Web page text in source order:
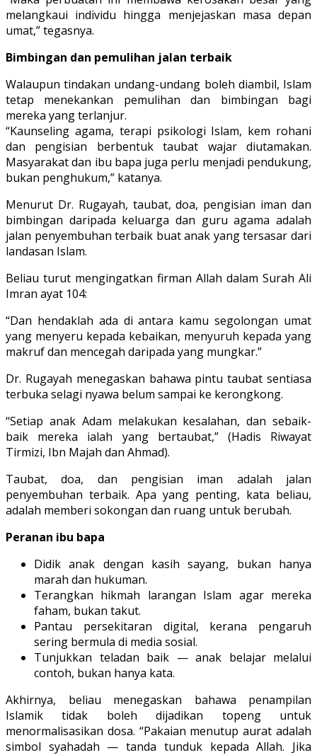
melangkaui individu hingga menjejaskan masa depan
umat,” tegasnya.
Bimbingan dan pemulihan jalan terbaik
Walaupun tindakan undang-undang boleh diambil, Islam
tetap menekankan pemulihan dan bimbingan bagi
mereka yang terlanjur.
“Kaunseling agama, terapi psikologi Islam, kem rohani
dan pengisian berbentuk taubat wajar diutamakan.
Masyarakat dan ibu bapa juga perlu menjadi pendukung,
bukan penghukum,” katanya.
Menurut Dr. Rugayah, taubat, doa, pengisian iman dan
bimbingan daripada keluarga dan guru agama adalah
jalan penyembuhan terbaik buat anak yang tersasar dari
landasan Islam.
Beliau turut mengingatkan firman Allah dalam Surah Ali
Imran ayat 104:
“Dan hendaklah ada di antara kamu segolongan umat
yang menyeru kepada kebaikan, menyuruh kepada yang
makruf dan mencegah daripada yang mungkar.”
Dr. Rugayah menegaskan bahawa pintu taubat sentiasa
terbuka selagi nyawa belum sampai ke kerongkong.
“Setiap anak Adam melakukan kesalahan, dan sebaik-
baik mereka ialah yang bertaubat,” (Hadis Riwayat
Tirmizi, Ibn Majah dan Ahmad).
Taubat, doa, dan pengisian iman adalah jalan
penyembuhan terbaik. Apa yang penting, kata beliau,
adalah memberi sokongan dan ruang untuk berubah.
Peranan ibu bapa
Didik anak dengan kasih sayang, bukan hanya
marah dan hukuman.
Terangkan hikmah larangan Islam agar mereka
faham, bukan takut.
Pantau persekitaran digital, kerana pengaruh
sering bermula di media sosial.
Tunjukkan teladan baik — anak belajar melalui
contoh, bukan hanya kata.
Akhirnya, beliau menegaskan bahawa penampilan
Islamik tidak boleh dijadikan topeng untuk
menormalisasikan dosa. “Pakaian menutup aurat adalah
simbol syahadah — tanda tunduk kepada Allah. Jika